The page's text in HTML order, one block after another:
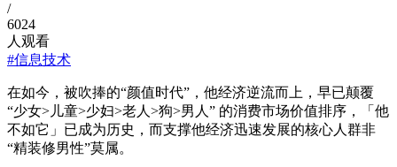
/
6024
人观看
#信息技术
在如今，被吹捧的“颜值时代”，他经济逆流而上，早已颠覆
“少女>儿童>少妇>老人>狗>男人” 的消费市场价值排序，「他
不如它」已成为历史，而支撑他经济迅速发展的核心人群非
“精装修男性”莫属。